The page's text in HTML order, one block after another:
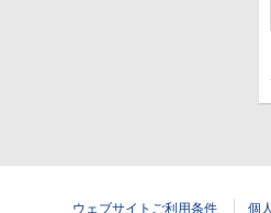
ウェブサイトご利用条件 個